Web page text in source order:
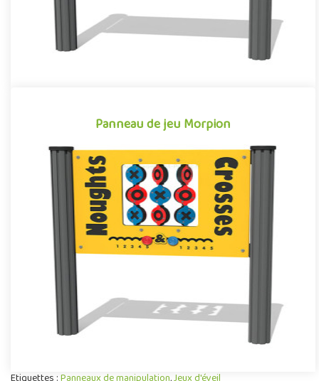
Panneau de jeu Morpion
Panneau de jeu Morpion
Panneau d’activité pour aires de jeux extérieurs, le Morpion est
un jeu d’éveil pour enfants mêlant exercices de motricité fi..
Offre partenaire